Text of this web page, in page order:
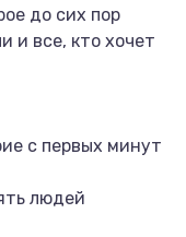
до сих пор
и все, кто хочет
с первых минут
людей